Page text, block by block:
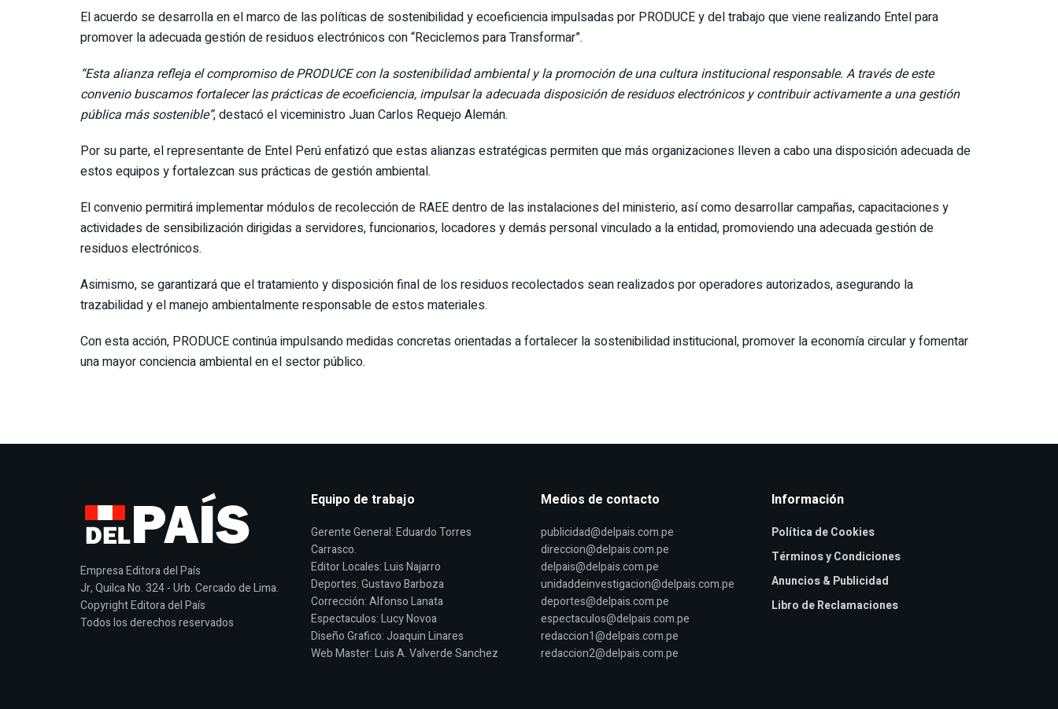
El acuerdo se desarrolla en el marco de las políticas de sostenibilidad y ecoeficiencia impulsadas por PRODUCE y del trabajo que viene realizando Entel para
promover la adecuada gestión de residuos electrónicos con “Reciclemos para Transformar”.
“Esta alianza refleja el compromiso de PRODUCE con la sostenibilidad ambiental y la promoción de una cultura institucional responsable. A través de este
convenio buscamos fortalecer las prácticas de ecoeficiencia, impulsar la adecuada disposición de residuos electrónicos y contribuir activamente a una gestión
pública más sostenible”, destacó el viceministro Juan Carlos Requejo Alemán.
Por su parte, el representante de Entel Perú enfatizó que estas alianzas estratégicas permiten que más organizaciones lleven a cabo una disposición adecuada de
estos equipos y fortalezcan sus prácticas de gestión ambiental.
El convenio permitirá implementar módulos de recolección de RAEE dentro de las instalaciones del ministerio, así como desarrollar campañas, capacitaciones y
actividades de sensibilización dirigidas a servidores, funcionarios, locadores y demás personal vinculado a la entidad, promoviendo una adecuada gestión de
residuos electrónicos.
Asimismo, se garantizará que el tratamiento y disposición final de los residuos recolectados sean realizados por operadores autorizados, asegurando la
trazabilidad y el manejo ambientalmente responsable de estos materiales.
Con esta acción, PRODUCE continúa impulsando medidas concretas orientadas a fortalecer la sostenibilidad institucional, promover la economía circular y fomentar
una mayor conciencia ambiental en el sector público.
Empresa Editora del País
Jr, Quilca No. 324 - Urb. Cercado de Lima.
Copyright Editora del País
Todos los derechos reservados
Equipo de trabajo
Gerente General: Eduardo Torres
Carrasco.
Editor Locales: Luis Najarro
Deportes: Gustavo Barboza
Corrección: Alfonso Lanata
Espectaculos: Lucy Novoa
Diseño Grafico: Joaquin Linares
Web Master: Luis A. Valverde Sanchez
Medios de contacto
publicidad@delpais.com.pe
direccion@delpais.com.pe
delpais@delpais.com.pe
unidaddeinvestigacion@delpais.com.pe
deportes@delpais.com.pe
espectaculos@delpais.com.pe
redaccion1@delpais.com.pe
redaccion2@delpais.com.pe
Información
Política de Cookies
Términos y Condiciones
Anuncios & Publicidad
Libro de Reclamaciones